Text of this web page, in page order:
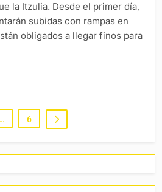
la Itzulia. Desde el primer día,
subidas con rampas en
obligados a llegar finos para
… 6